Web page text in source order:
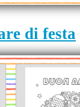
di festa